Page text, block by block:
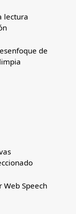
lectura
de
Speech